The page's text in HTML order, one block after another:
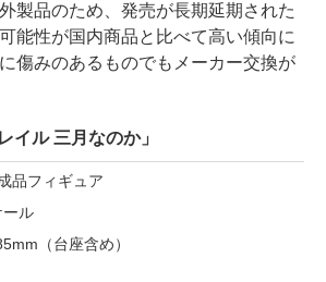
製品のため、発売が長期延期された
能性が国内商品と比べて高い傾向に
傷みのあるものでもメーカー交換が
イル 三月なのか」
品フィギュア
ール
（台座含め）